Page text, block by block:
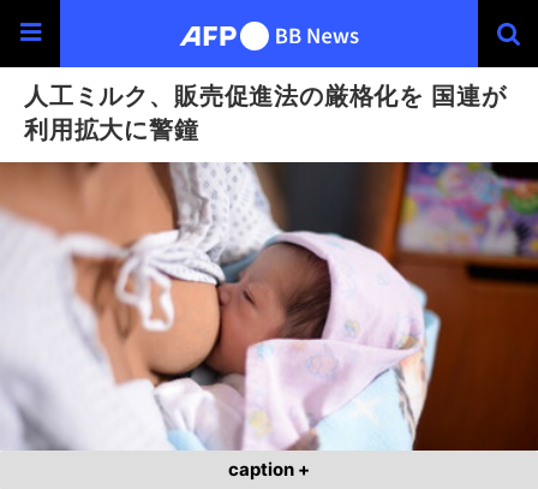
人工ミルク、販売促進法の厳格化を 国連が
利用拡大に警鐘
caption +